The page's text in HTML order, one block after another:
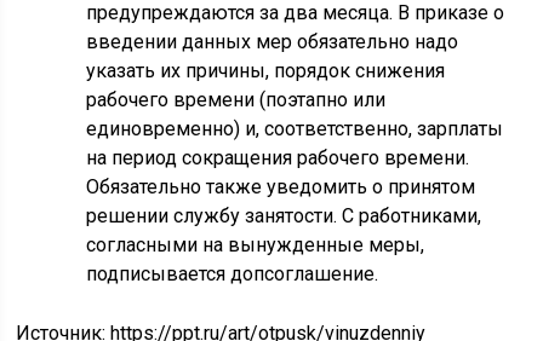
предупреждаются за два месяца. В приказе о
введении данных мер обязательно надо
указать их причины, порядок снижения
рабочего времени (поэтапно или
единовременно) и, соответственно, зарплаты
на период сокращения рабочего времени.
Обязательно также уведомить о принятом
решении службу занятости. С работниками,
согласными на вынужденные меры,
подписывается допсоглашение.
Источник:https://ppt.ru/art/otpusk/vinuzdenniy